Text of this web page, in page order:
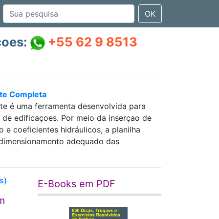
OK
+55 62 9 8513
Completa
é uma ferramenta desenvolvida para
edificaçoes. Por meio da inserçao de
coeficientes hidráulicos, a planilha
adequado das
E-Books em PDF